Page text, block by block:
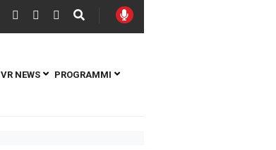
VR NEWS PROGRAMMI